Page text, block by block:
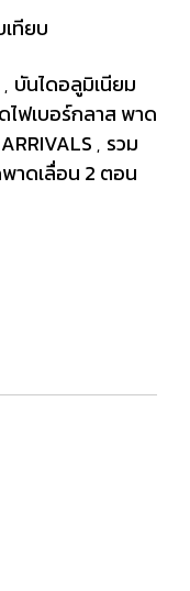
เทียบ
, บันไดอลูมิเนียม
ไฟเบอร์กลาส พาด
, รวม
าดเลื่อน 2 ตอน